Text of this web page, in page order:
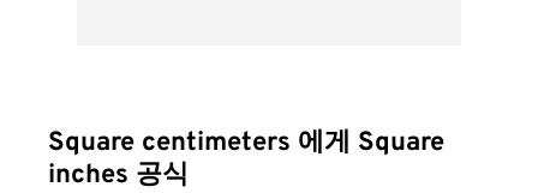
Square centimeters 에게 Square
inches 공식